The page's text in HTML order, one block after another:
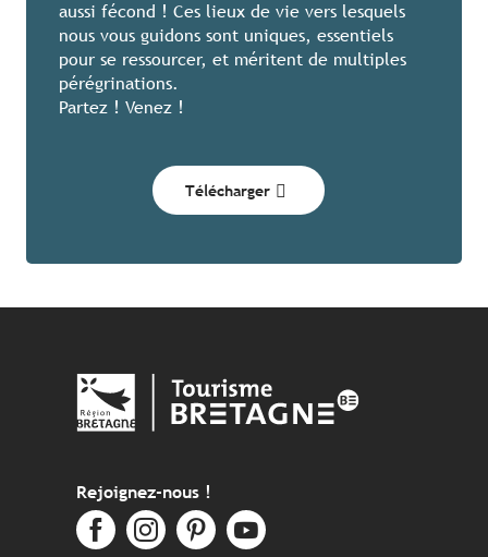
aussi fécond ! Ces lieux de vie vers lesquels
nous vous guidons sont uniques, essentiels
pour se ressourcer, et méritent de multiples
pérégrinations.
Partez ! Venez !
Télécharger
Rejoignez-nous !